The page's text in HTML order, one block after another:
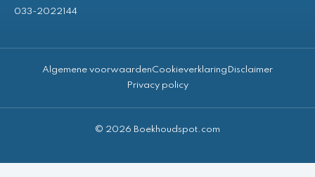
033-2022144
Algemene voorwaardenCookieverklaring Disclaimer
Privacy policy
© 2026 Boekhoudspot.com